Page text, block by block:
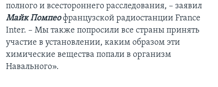
полного и всестороннего расследования, – заявил
Майк Помпеофранцузской радиостанции France
Inter. – Мы также попросили все страны принять
участие в установлении, каким образом эти
химические вещества попали в организм
Навального».